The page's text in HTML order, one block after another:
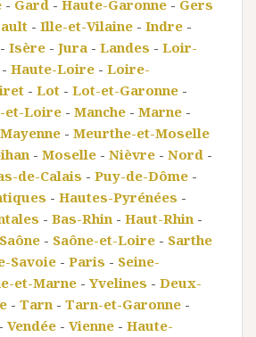
- Gard - Haute-Garonne - Gers
- Ille-et-Vilaine - Indre -
- Isère - Jura - Landes - Loir-
- Haute-Loire - Loire-
- Lot - Lot-et-Garonne -
et-Loire - Manche - Marne -
Mayenne - Meurthe-et-Moselle
- Moselle - Nièvre - Nord -
de-Calais - Puy-de-Dôme -
- Hautes-Pyrénées -
- Bas-Rhin - Haut-Rhin -
- Saône-et-Loire - Sarthe
Savoie - Paris - Seine-
et-Marne - Yvelines - Deux-
- Tarn - Tarn-et-Garonne -
- Vendée - Vienne - Haute-